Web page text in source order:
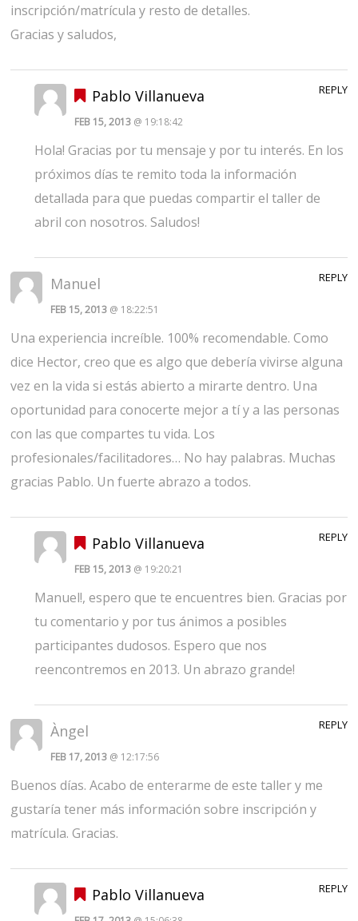
inscripción/matrícula y resto de detalles.
Gracias y saludos,
Pablo Villanueva
FEB 15, 2013 @ 19:18:42
Hola! Gracias por tu mensaje y por tu interés. En los
próximos días te remito toda la información
detallada para que puedas compartir el taller de
abril con nosotros. Saludos!
REPLY
Manuel
FEB 15, 2013 @ 18:22:51
Una experiencia increíble. 100% recomendable. Como
dice Hector, creo que es algo que debería vivirse alguna
vez en la vida si estás abierto a mirarte dentro. Una
oportunidad para conocerte mejor a tí y a las personas
con las que compartes tu vida. Los
profesionales/facilitadores… No hay palabras. Muchas
gracias Pablo. Un fuerte abrazo a todos.
REPLY
Pablo Villanueva
FEB 15, 2013 @ 19:20:21
Manuel!, espero que te encuentres bien. Gracias por
tu comentario y por tus ánimos a posibles
participantes dudosos. Espero que nos
reencontremos en 2013. Un abrazo grande!
REPLY
Àngel
FEB 17, 2013 @ 12:17:56
Buenos días. Acabo de enterarme de este taller y me
gustaría tener más información sobre inscripción y
matrícula. Gracias.
REPLY
Pablo Villanueva REPLY